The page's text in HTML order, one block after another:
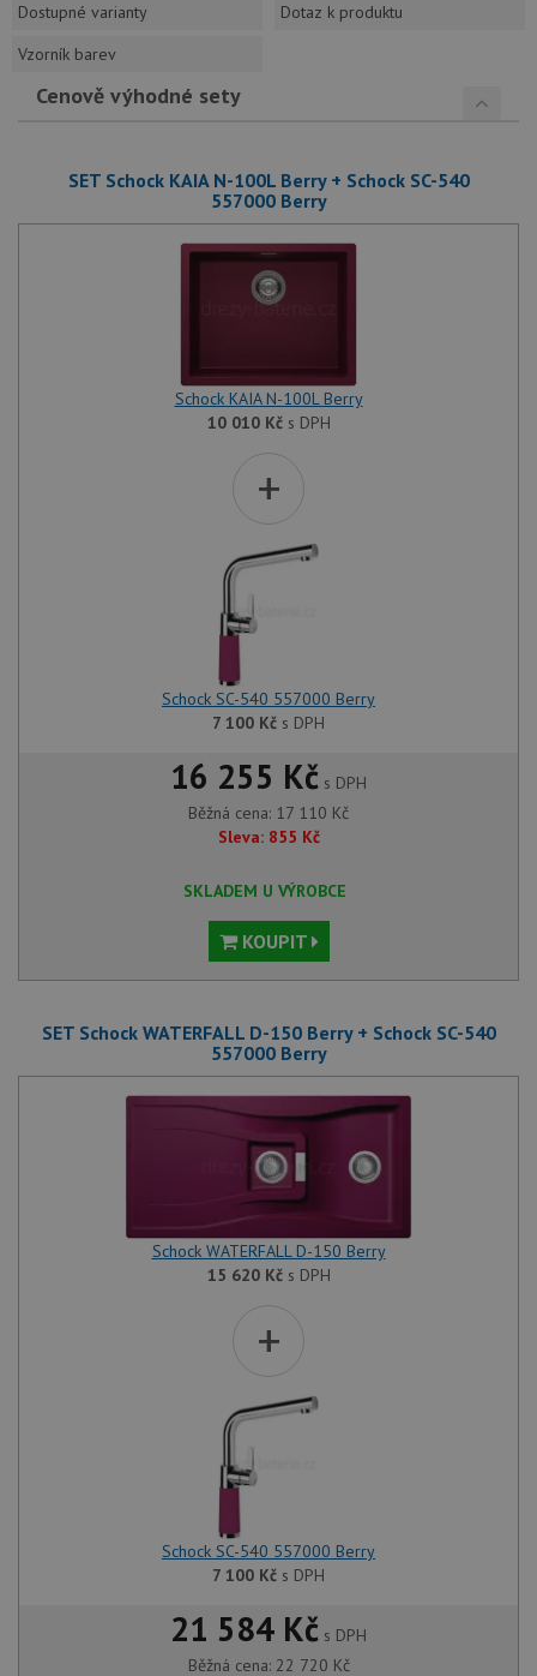
Dostupné varianty
Dotaz k produktu
Vzorník barev
Cenově výhodné sety
SET Schock KAIA N-100L Berry + Schock SC-540
557000 Berry
Schock KAIA N-100L Berry
10 010 Kčs DPH
+
Schock SC-540 557000 Berry
7 100 Kč s DPH
16 255 Kč s DPH
Běžná cena: 17 110 Kč
Sleva: 855 Kč
SKLADEM U VÝROBCE
KOUPIT
SET Schock WATERFALL D-150 Berry + Schock SC-540
557000 Berry
Schock WATERFALL D-150 Berry
15 620 Kčs DPH
+
Schock SC-540 557000 Berry
7 100 Kč s DPH
21 584 Kč s DPH
Běžná cena: 22 720 Kč